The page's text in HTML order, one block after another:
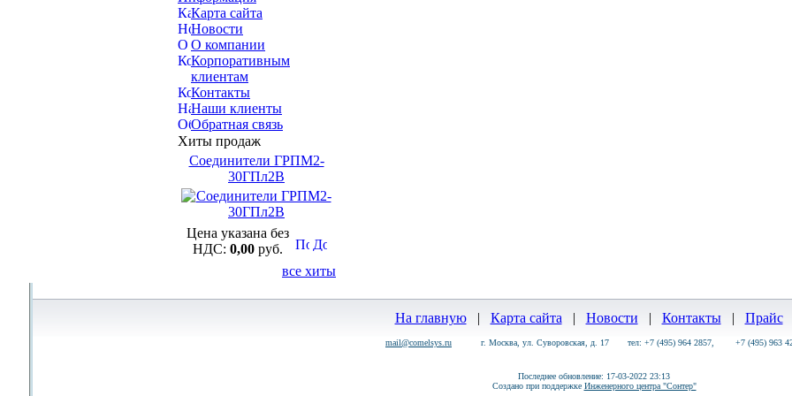
Карта сайта
Новости
О компании
Корпоративным
клиентам
Контакты
Наши клиенты
Обратная связь
Хиты продаж
Соединители ГРПМ2-
30ГПл2В
Цена указана без
НДС: 0,00руб.
все хиты
На главную | Карта сайта | Новости | Контакты | Прайс
mail@comelsys.ru г. Москва, ул. Суворовская, д. 17 тел: +7 (495) 964 2857, +7 (495) 963
Последнее обновление: 17-03-2022 23:13
Создано при поддержке Инженерного центра "Сонтер"